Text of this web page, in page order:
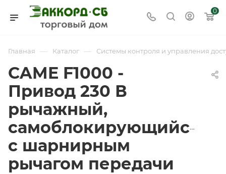
0
Главная — Каталог — Системы контроля и управления
CAME F1000 -
Привод 230 В
рычажный,
самоблокирующийся
с шарнирным
рычагом передачи